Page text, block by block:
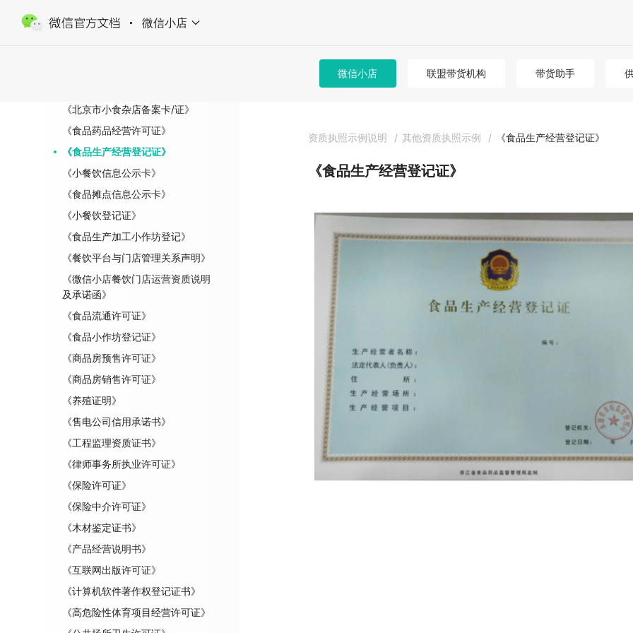
微信小店
微信小店 联盟带货机构 带货助手
《电信业务经营许可证》
《北京市小食杂店备案卡/证》
《食品药品经营许可证》
《食品生产经营登记证》
《小餐饮信息公示卡》
《食品摊点信息公示卡》
《小餐饮登记证》
《食品生产加工小作坊登记》
《餐饮平台与门店管理关系声明》
《微信小店餐饮门店运营资质说明
及承诺函》
《食品流通许可证》
《食品小作坊登记证》
《商品房预售许可证》
《商品房销售许可证》
《养殖证明》
《售电公司信用承诺书》
《工程监理资质证书》
《律师事务所执业许可证》
《保险许可证》
《保险中介许可证》
《木材鉴定证书》
《产品经营说明书》
《互联网出版许可证》
《计算机软件著作权登记证书》
《高危险性体育项目经营许可证》
资质执照示例说明 / 其他资质执照示例 / 《食品生产经营登记证》
《食品生产经营登记证》